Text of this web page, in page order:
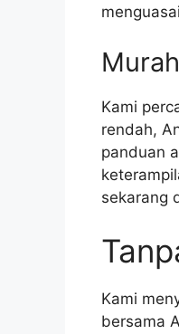
Murah
Kami
rendah,
panduan
sekarang
Kami
bersama